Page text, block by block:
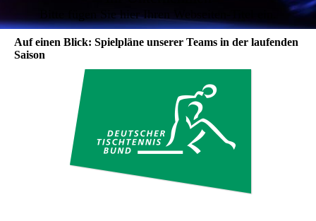
Bitte fügen Sie hier Ihren Webseiten-Titel ein.
Auf einen Blick: Spielpläne unserer Teams in der laufenden
Saison